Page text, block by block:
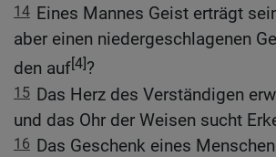
14 Eines Mannes Geist erträgt
aber einen niedergeschlagenen
den auf[4]?
15 Das Herz des Verständigen
und das Ohr der Weisen sucht
16 Das Geschenk eines